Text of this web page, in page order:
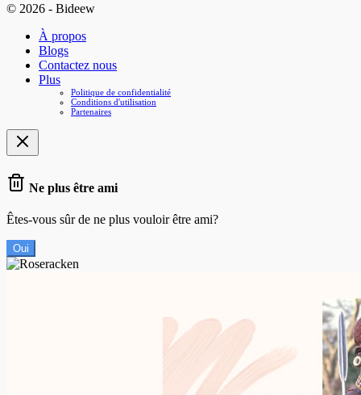
© 2026 - Bideew
À propos
Blogs
Contactez nous
Plus
Politique de confidentialité
Conditions d'utilisation
Partenaires
Ne plus être ami
Êtes-vous sûr de ne plus vouloir être ami?
Oui